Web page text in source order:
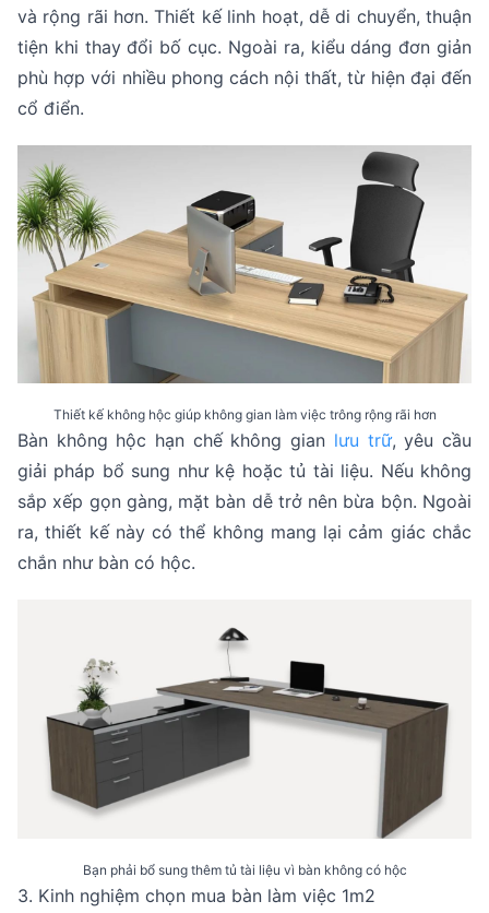
và rộng rãi hơn. Thiết kế linh hoạt, dễ di chuyển, thuận
tiện khi thay đổi bố cục. Ngoài ra, kiểu dáng đơn giản
phù hợp với nhiều phong cách nội thất, từ hiện đại đến
cổ điển.
Thiết kế không hộc giúp không gian làm việc trông rộng rãi hơn
Bàn không hộc hạn chế không gian lưu trữ, yêu cầu
giải pháp bổ sung như kệ hoặc tủ tài liệu. Nếu không
sắp xếp gọn gàng, mặt bàn dễ trở nên bừa bộn. Ngoài
ra, thiết kế này có thể không mang lại cảm giác chắc
chắn như bàn có hộc.
Bạn phải bổ sung thêm tủ tài liệu vì bàn không có hộc
3. Kinh nghiệm chọn mua bàn làm việc 1m2